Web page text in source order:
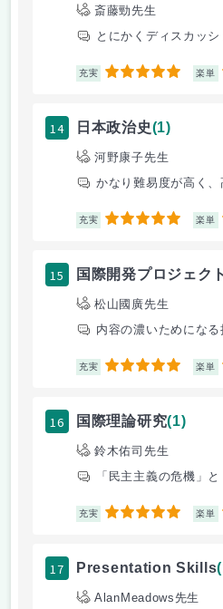
斎藤勁先生
とにかくディスカッ
充実 5 楽単
14 日本政治史(1)
河野康子先生
かなり難易度が高く
充実 5 楽単
15 国際開発プロジェク
松山國廣先生
内容の濃いためにな
充実 5 楽単
16 国際理論研究(1)
鈴木佑司先生
「民主主義の危機」
充実 5 楽単
17 Presentation Skills
AlanMeadows先生